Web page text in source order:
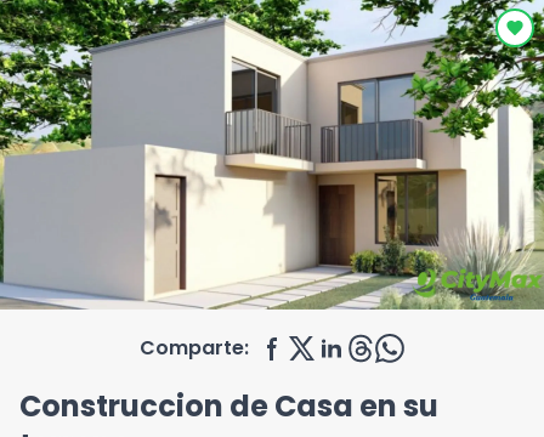
Comparte:
Construccion de Casa en su